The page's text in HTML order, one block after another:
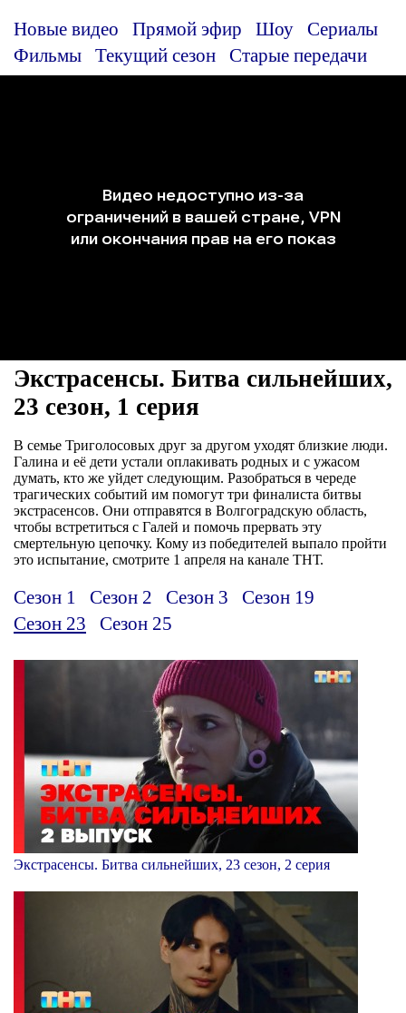
Новые видео Прямой эфир Шоу
Сериалы
Фильмы
Текущий сезон Старые передачи
Экстрасенсы. Битва сильнейших,
23 сезон, 1 серия
В семье Триголосовых друг за другом уходят близкие люди.
Галина и её дети устали оплакивать родных и с ужасом
думать, кто же уйдет следующим. Разобраться в череде
трагических событий им помогут три финалиста битвы
экстрасенсов. Они отправятся в Волгоградскую область,
чтобы встретиться с Галей и помочь прервать эту
смертельную цепочку. Кому из победителей выпало пройти
это испытание, смотрите 1 апреля на канале ТНТ.
Сезон 1 Сезон 2 Сезон 3
Сезон 19
Сезон 23
Сезон 25
Экстрасенсы. Битва сильнейших, 23 сезон, 2 серия